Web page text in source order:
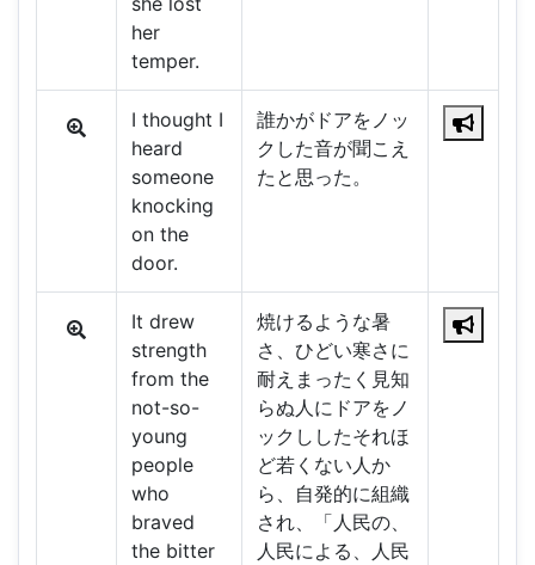
her
temper.
I thought I
heard
someone
knocking
on the
door.
誰かがドアをノッ
クした音が聞こえ
たと思った。
It drew
strength
from the
not-so-
young
people
who
braved
the bitter
焼けるような暑
さ、ひどい寒さに
耐えまったく見知
らぬ人にドアをノ
ックししたそれほ
ど若くない人か
ら、自発的に組織
され、「人民の、
人民による、人民